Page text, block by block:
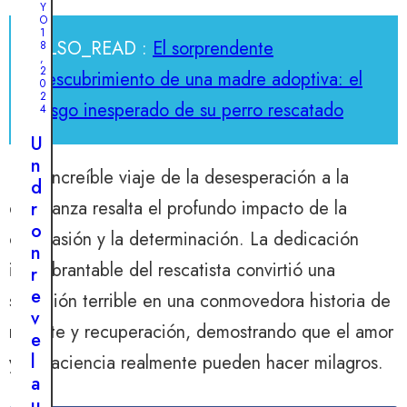
ALSO_READ : El sorprendente
descubrimiento de una madre adoptiva: el
rasgo inesperado de su perro rescatado
Este increíble viaje de la desesperación a la
esperanza resalta el profundo impacto de la
compasión y la determinación. La dedicación
inquebrantable del rescatista convirtió una
situación terrible en una conmovedora historia de
rescate y recuperación, demostrando que el amor
y la paciencia realmente pueden hacer milagros.
o
g
g
t
e
c
o
n
c
i
e
n
t
o
s
e
t
o
:
e
l
i
n
s
p
i
r
a
d
Y
O
1
8
,
2
0
2
4
U
n
d
r
o
n
r
e
v
e
l
a